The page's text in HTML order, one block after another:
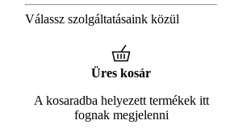
Válassz szolgáltatásaink közül
Üres kosár
A kosaradba helyezett termékek itt
fognak megjelenni